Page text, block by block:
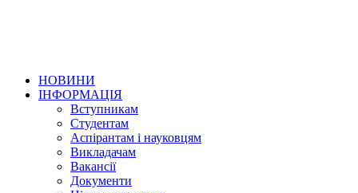
НОВИНИ
ІНФОРМАЦІЯ
Вступникам
Студентам
Аспірантам і науковцям
Викладачам
Вакансії
Документи